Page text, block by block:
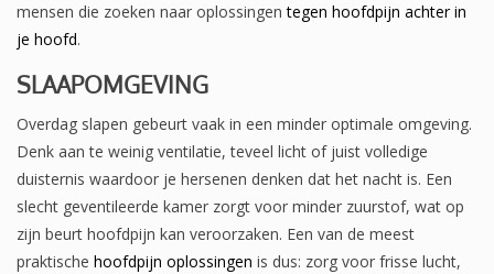
mensen die zoeken naar oplossingentegen hoofdpijn achter in
je hoofd.
SLAAPOMGEVING
Overdag slapen gebeurt vaak in een minder optimale omgeving.
Denk aan te weinig ventilatie, teveel licht of juist volledige
duisternis waardoor je hersenen denken dat het nacht is. Een
slecht geventileerde kamer zorgt voor minder zuurstof, wat op
zijn beurt hoofdpijn kan veroorzaken. Een van de meest
praktische hoofdpijn oplossingen is dus: zorg voor frisse lucht,